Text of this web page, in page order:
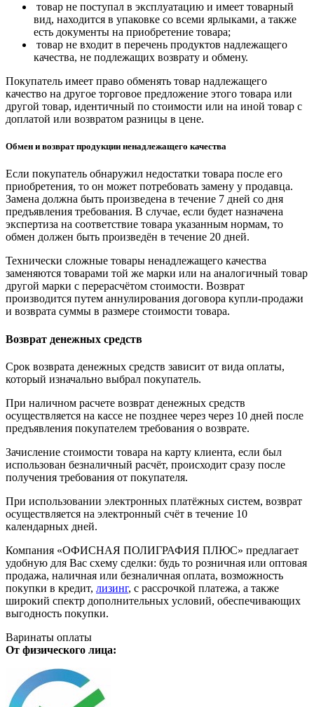
товар не поступал в эксплуатацию и имеет товарный
вид, находится в упаковке со всеми ярлыками, а также
есть документы на приобретение товара;
товар не входит в перечень продуктов надлежащего
качества, не подлежащих возврату и обмену.
Покупатель имеет право обменять товар надлежащего
качество на другое торговое предложение этого товара или
другой товар, идентичный по стоимости или на иной товар с
доплатой или возвратом разницы в цене.
Обмен и возврат продукции ненадлежащего качества
Если покупатель обнаружил недостатки товара после его
приобретения, то он может потребовать замену у продавца.
Замена должна быть произведена в течение 7 дней со дня
предъявления требования. В случае, если будет назначена
экспертиза на соответствие товара указанным нормам, то
обмен должен быть произведён в течение 20 дней.
Технически сложные товары ненадлежащего качества
заменяются товарами той же марки или на аналогичный товар
другой марки с перерасчётом стоимости. Возврат
производится путем аннулирования договора купли-продажи
и возврата суммы в размере стоимости товара.
Возврат денежных средств
Срок возврата денежных средств зависит от вида оплаты,
который изначально выбрал покупатель.
При наличном расчете возврат денежных средств
осуществляется на кассе не позднее через через 10 дней после
предъявления покупателем требования о возврате.
Зачисление стоимости товара на карту клиента, если был
использован безналичный расчёт, происходит сразу после
получения требования от покупателя.
При использовании электронных платёжных систем, возврат
осуществляется на электронный счёт в течение 10
календарных дней.
Компания «ОФИСНАЯ ПОЛИГРАФИЯ ПЛЮС» предлагает
удобную для Вас схему сделки: будь то розничная или оптовая
продажа, наличная или безналичная оплата, возможность
покупки в кредит, лизинг, с рассрочкой платежа, а также
широкий спектр дополнительных условий, обеспечивающих
выгодность покупки.
Варинаты оплаты
От физического лица: